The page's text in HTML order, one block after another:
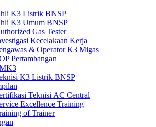
K3 Listrik BNSP
K3 Umum BNSP
Gas Tester
Kecelakaan Kerja
& Operator K3 Migas
Pertambangan
K3 Listrik BNSP
Teknisi AC Central
Excellence Training
of Trainer